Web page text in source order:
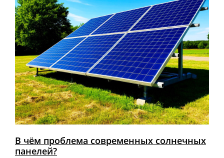
В чём проблема современных солнечных
панелей?